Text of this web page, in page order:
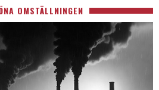
OMSTÄLLNINGEN